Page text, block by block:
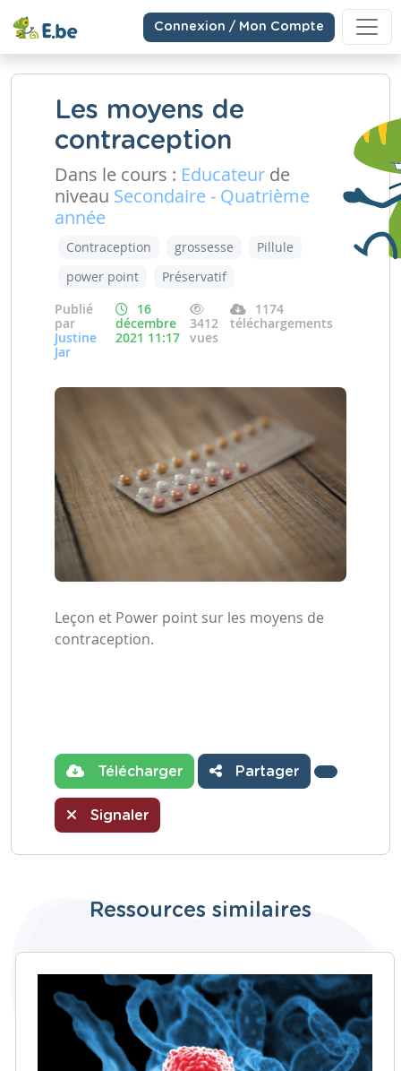
Connexion / Mon Compte
Les moyens de
contraception
Dans le cours : Educateur de
niveau Secondaire - Quatrième
année
Contraception grossesse
Pillule
power point
Préservatif
Publié
par
Justine
Jar
16
décembre
2021 11:17
3412
vues
1174
téléchargements
Leçon et Power point sur les moyens de
contraception.
Télécharger Partager
Signaler
Ressources similaires